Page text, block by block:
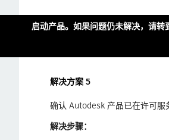
启动产品。如果问题仍未解决，请转
解决方案 5
确认 Autodesk 产品已在许可服
解决步骤：